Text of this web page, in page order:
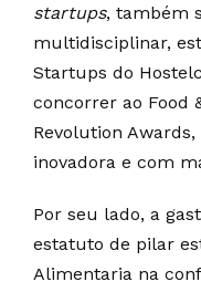
startups, também
multidisciplinar,
Startups do
concorrer ao Food
Revolution
inovadora e com
Por seu lado, a
estatuto de pilar
Alimentaria na